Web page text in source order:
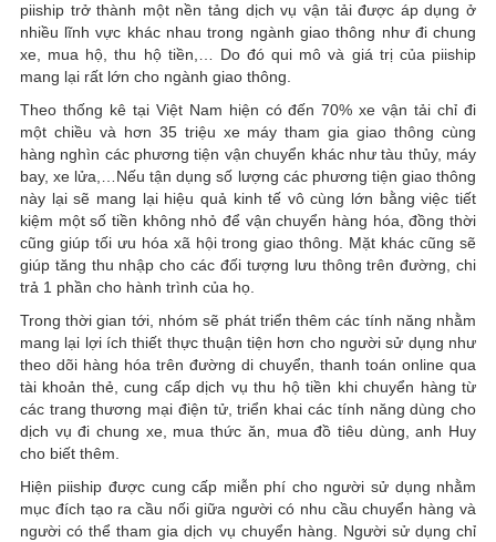
piiship trở thành một nền tảng dịch vụ vận tải được áp dụng ở
nhiều lĩnh vực khác nhau trong ngành giao thông như đi chung
xe, mua hộ, thu hộ tiền,… Do đó qui mô và giá trị của piiship
mang lại rất lớn cho ngành giao thông.
Theo thống kê tại Việt Nam hiện có đến 70% xe vận tải chỉ đi
một chiều và hơn 35 triệu xe máy tham gia giao thông cùng
hàng nghìn các phương tiện vận chuyển khác như tàu thủy, máy
bay, xe lửa,…Nếu tận dụng số lượng các phương tiện giao thông
này lại sẽ mang lại hiệu quả kinh tế vô cùng lớn bằng việc tiết
kiệm một số tiền không nhỏ để vận chuyển hàng hóa, đồng thời
cũng giúp tối ưu hóa xã hội trong giao thông. Mặt khác cũng sẽ
giúp tăng thu nhập cho các đối tượng lưu thông trên đường, chi
trả 1 phần cho hành trình của họ.
Trong thời gian tới, nhóm sẽ phát triển thêm các tính năng nhằm
mang lại lợi ích thiết thực thuận tiện hơn cho người sử dụng như
theo dõi hàng hóa trên đường di chuyển, thanh toán online qua
tài khoản thẻ, cung cấp dịch vụ thu hộ tiền khi chuyển hàng từ
các trang thương mại điện tử, triển khai các tính năng dùng cho
dịch vụ đi chung xe, mua thức ăn, mua đồ tiêu dùng, anh Huy
cho biết thêm.
Hiện piiship được cung cấp miễn phí cho người sử dụng nhằm
mục đích tạo ra cầu nối giữa người có nhu cầu chuyển hàng và
người có thể tham gia dịch vụ chuyển hàng. Người sử dụng chỉ